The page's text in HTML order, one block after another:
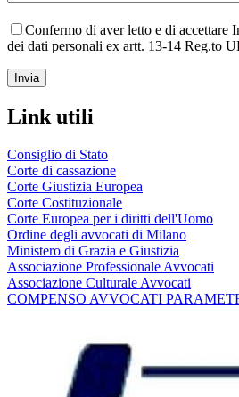
Confermo di aver letto e di accettare
dei dati personali ex artt. 13-14 Reg.to
Link utili
Consiglio di Stato
Corte di cassazione
Corte Giustizia Europea
Corte Costituzionale
Corte Europea per i diritti dell'Uomo
Ordine degli avvocati di Milano
Ministero di Grazia e Giustizia
Associazione Professionale Avvocati
Associazione Culturale Avvocati
COMPENSO AVVOCATI